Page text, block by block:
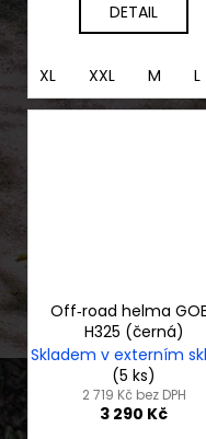
DETAIL
XL XXL M L
Off‑road helma
H325 (černá)
Skladem v externím
(5 ks)
2 719 Kč bez DPH
3 290 Kč